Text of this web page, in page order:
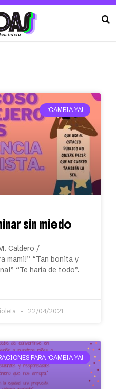
¡CAMBIA YA!
sin miedo
Caldero /
mami!” “Tan bonita y
“Te haría de todo”.
22/04/2021
PARA ¡CAMBIA YA!